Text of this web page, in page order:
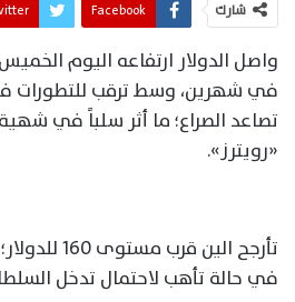
شارك Facebook
واصل الدولار ارتفاعه اليوم
في شهرين، وسط ترقب للتطورات
تصاعد الصراع؛ ما أثر سلباً في
«رويترز».
تأرجح الين
في حالة تأهب لاحتمال تدخل